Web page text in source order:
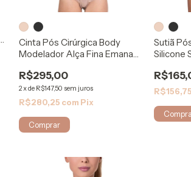
Cinta Pós Cirúrgica Body
Modelador Alça Fina Emana
R$295,00
2 xde R$147,50 sem juros
R$280,25 com Pix
Comprar
Sutiã
Silicone
R$156,75